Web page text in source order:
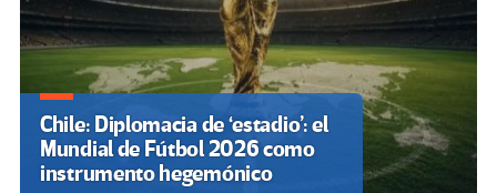
Chile: Diplomacia de ‘estadio’: el
Mundial de Fútbol 2026 como
instrumento hegemónico